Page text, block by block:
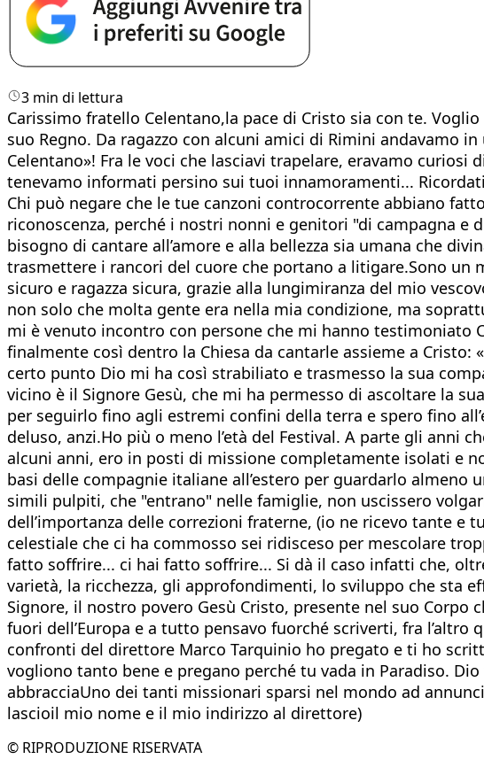
3 min di lettura
Carissimo fratello Celentano,la pace di Cristo sia con te.
suo Regno. Da ragazzo con alcuni amici di Rimini andavamo
Celentano»! Fra le voci che lasciavi trapelare, eravamo
tenevamo informati persino sui tuoi innamoramenti...
Chi può negare che le tue canzoni controcorrente abbiano
riconoscenza, perché i nostri nonni e genitori "di campagna e
bisogno di cantare all’amore e alla bellezza sia umana che
trasmettere i rancori del cuore che portano a litigare.Sono
sicuro e ragazza sicura, grazie alla lungimiranza del mio
non solo che molta gente era nella mia condizione, ma
mi è venuto incontro con persone che mi hanno testimoniato
finalmente così dentro la Chiesa da cantarle assieme a
certo punto Dio mi ha così strabiliato e trasmesso la sua
vicino è il Signore Gesù, che mi ha permesso di ascoltare la
per seguirlo fino agli estremi confini della terra e spero fino
deluso, anzi.Ho più o meno l’età del Festival. A parte gli anni
alcuni anni, ero in posti di missione completamente isolati e
basi delle compagnie italiane all’estero per guardarlo almeno
simili pulpiti, che "entrano" nelle famiglie, non uscissero
dell’importanza delle correzioni fraterne, (io ne ricevo tante e
celestiale che ci ha commosso sei ridisceso per mescolare
fatto soffrire... ci hai fatto soffrire... Si dà il caso infatti che,
varietà, la ricchezza, gli approfondimenti, lo sviluppo che sta
Signore, il nostro povero Gesù Cristo, presente nel suo Corpo
fuori dell’Europa e a tutto pensavo fuorché scriverti, fra
confronti del direttore Marco Tarquinio ho pregato e ti ho
vogliono tanto bene e pregano perché tu vada in Paradiso.
abbracciaUno dei tanti missionari sparsi nel mondo ad
lascioil mio nome e il mio indirizzo al direttore)
© RIPRODUZIONE RISERVATA